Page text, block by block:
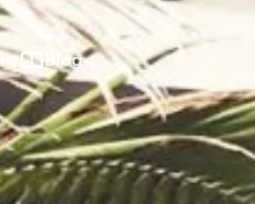
Blog